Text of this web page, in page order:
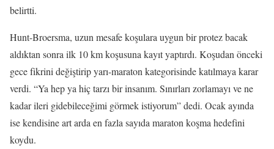
belirtti.
Hunt-Broersma, uzun mesafe koşulara uygun bir protez bacak
aldıktan sonra ilk 10 km koşusuna kayıt yaptırdı. Koşudan önceki
gece fikrini değiştirip yarı-maraton kategorisinde katılmaya karar
verdi. “Ya hep ya hiç tarzı bir insanım. Sınırları zorlamayı ve ne
kadar ileri gidebileceğimi görmek istiyorum” dedi. Ocak ayında
ise kendisine art arda en fazla sayıda maraton koşma hedefini
koydu.